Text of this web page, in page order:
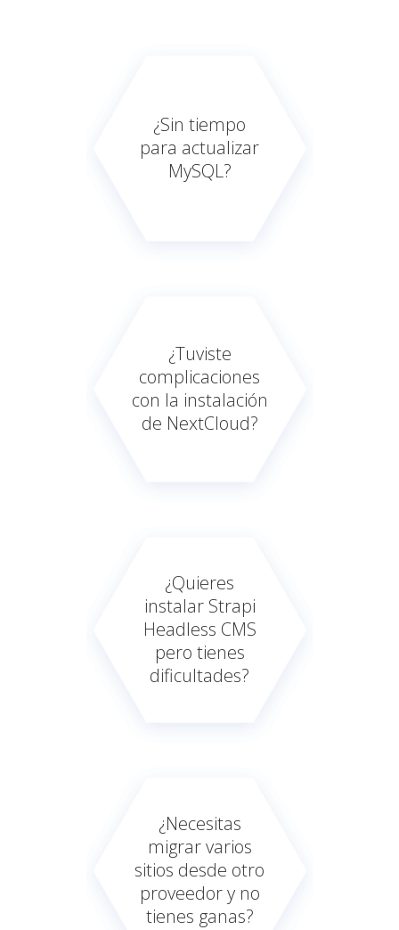
¿Sin tiempo
para actualizar
MySQL?
¿Tuviste
complicaciones
con la instalación
de NextCloud?
¿Quieres
instalar Strapi
Headless CMS
pero tienes
dificultades?
¿Necesitas
migrar varios
sitios desde otro
proveedor y no
tienes ganas?